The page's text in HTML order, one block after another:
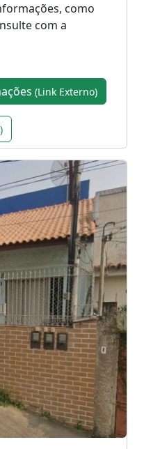
como
com a
(Link Externo)